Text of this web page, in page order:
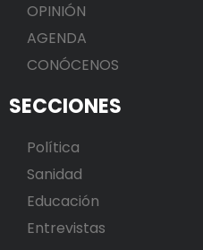
OPINIÓN
AGENDA
CONÓCENOS
SECCIONES
Política
Sanidad
Educación
Entrevistas